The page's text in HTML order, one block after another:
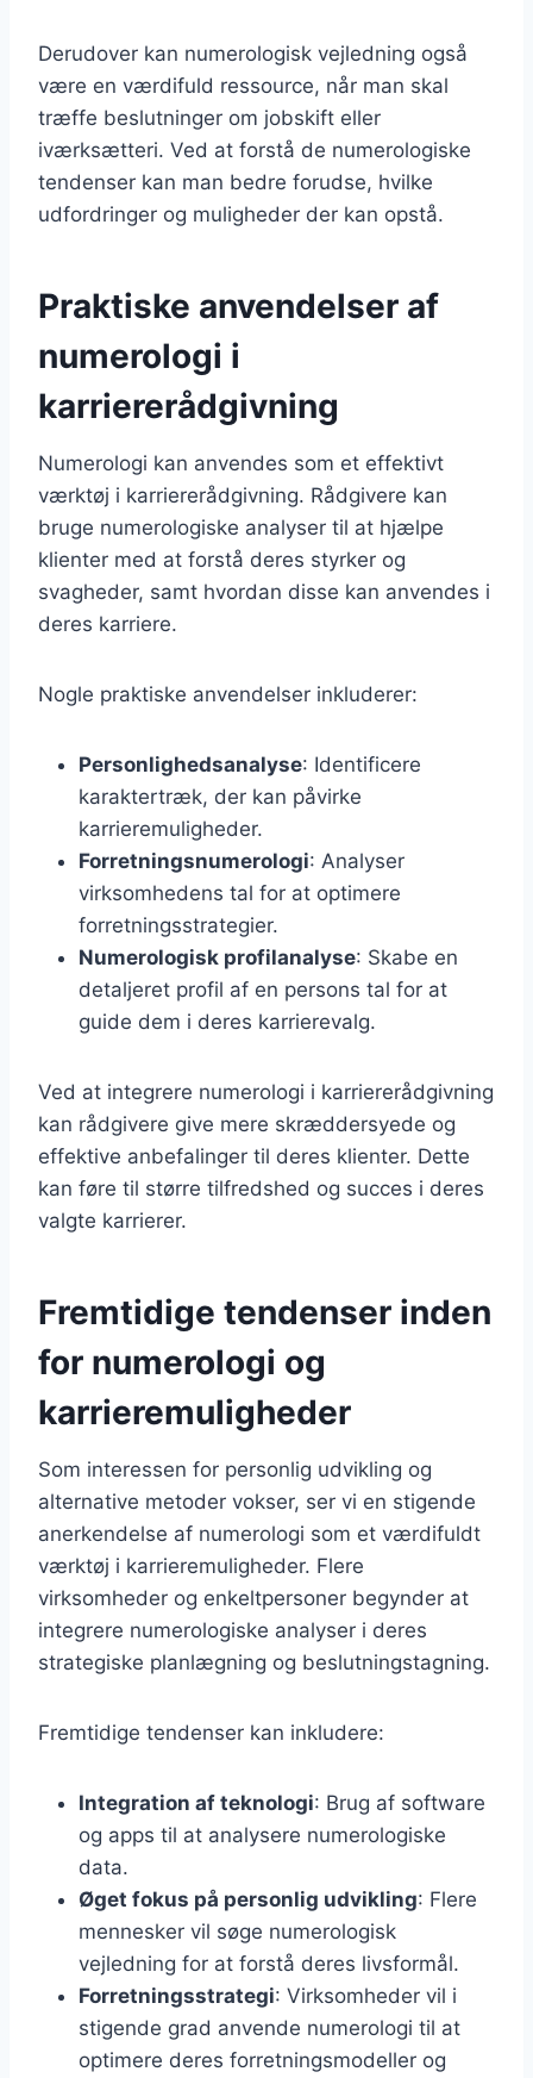
Derudover kan numerologisk vejledning også
være en værdifuld ressource, når man skal
træffe beslutninger om jobskift eller
iværksætteri. Ved at forstå de numerologiske
tendenser kan man bedre forudse, hvilke
udfordringer og muligheder der kan opstå.
Praktiske anvendelser af
numerologi i
karriererådgivning
Numerologi kan anvendes som et effektivt
værktøj i karriererådgivning. Rådgivere kan
bruge numerologiske analyser til at hjælpe
klienter med at forstå deres styrker og
svagheder, samt hvordan disse kan anvendes i
deres karriere.
Nogle praktiske anvendelser inkluderer:
Personlighedsanalyse: Identificere
karaktertræk, der kan påvirke
karrieremuligheder.
Forretningsnumerologi: Analyser
virksomhedens tal for at optimere
forretningsstrategier.
Numerologisk profilanalyse: Skabe en
detaljeret profil af en persons tal for at
guide dem i deres karrierevalg.
Ved at integrere numerologi i karriererådgivning
kan rådgivere give mere skræddersyede og
effektive anbefalinger til deres klienter. Dette
kan føre til større tilfredshed og succes i deres
valgte karrierer.
Fremtidige tendenser inden
for numerologi og
karrieremuligheder
Som interessen for personlig udvikling og
alternative metoder vokser, ser vi en stigende
anerkendelse af numerologi som et værdifuldt
værktøj i karrieremuligheder. Flere
virksomheder og enkeltpersoner begynder at
integrere numerologiske analyser i deres
strategiske planlægning og beslutningstagning.
Fremtidige tendenser kan inkludere:
Integration af teknologi: Brug af software
og apps til at analysere numerologiske
data.
Øget fokus på personlig udvikling: Flere
mennesker vil søge numerologisk
vejledning for at forstå deres livsformål.
Forretningsstrategi: Virksomheder vil i
stigende grad anvende numerologi til at
optimere deres forretningsmodeller og